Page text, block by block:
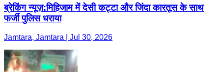
ब्रेकिंग न्यूज़:मिहिजाम में देसी कट्टा और जिंदा कारतूस के साथ
फर्जी पुलिस धराया
Jamtara, Jamtara | Jul 30, 2026